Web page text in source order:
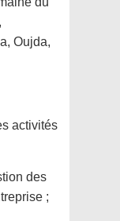
Oujda,
activités
des
;